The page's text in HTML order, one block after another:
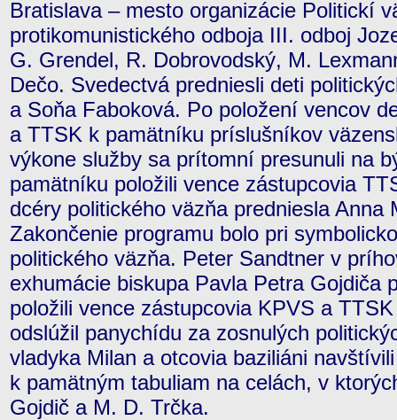
Bratislava – mesto organizácie Politickí
protikomunistického odboja III. odboj
G. Grendel, R. Dobrovodský, M.
Dečo. Svedectvá predniesli deti
a Soňa Faboková. Po položení vencov
a TTSK k pamätníku príslušníkov
výkone služby sa prítomní presunuli na
pamätníku položili vence zástupcovia
dcéry politického väzňa predniesla Anna
Zakončenie programu bolo pri
politického väzňa. Peter Sandtner v
exhumácie biskupa Pavla Petra Gojdiča
položili vence zástupcovia KPVS a
odslúžil panychídu za zosnulých
vladyka Milan a otcovia baziliáni
k pamätným tabuliam na celách, v
Gojdič a M. D. Trčka.